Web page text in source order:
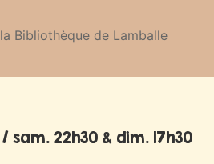
Bibliothèque de Lamballe
22h30 & dim. 17h30